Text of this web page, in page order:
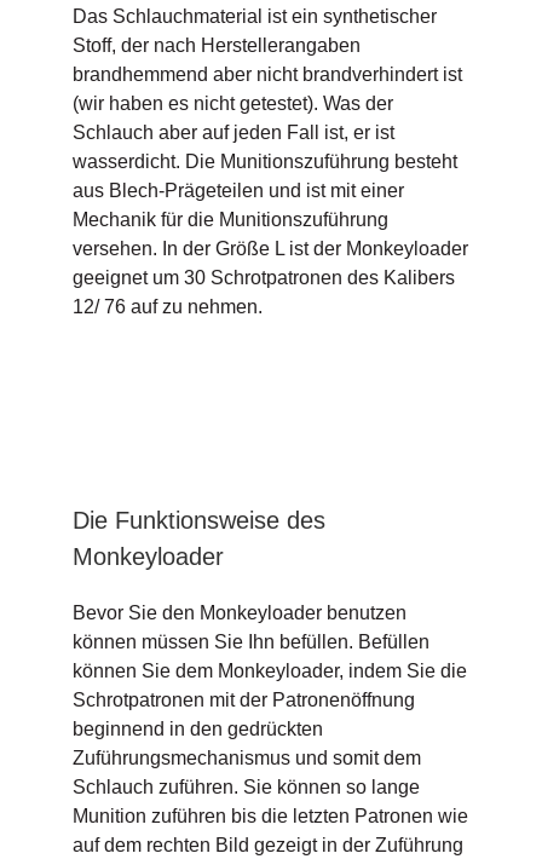
Das Schlauchmaterial ist ein synthetischer
Stoff, der nach Herstellerangaben
brandhemmend aber nicht brandverhindert ist
(wir haben es nicht getestet). Was der
Schlauch aber auf jeden Fall ist, er ist
wasserdicht. Die Munitionszuführung besteht
aus Blech-Prägeteilen und ist mit einer
Mechanik für die Munitionszuführung
versehen. In der Größe L ist der Monkeyloader
geeignet um 30 Schrotpatronen des Kalibers
12/ 76 auf zu nehmen.
Die Funktionsweise des
Monkeyloader
Bevor Sie den Monkeyloader benutzen
können müssen Sie Ihn befüllen. Befüllen
können Sie dem Monkeyloader, indem Sie die
Schrotpatronen mit der Patronenöffnung
beginnend in den gedrückten
Zuführungsmechanismus und somit dem
Schlauch zuführen. Sie können so lange
Munition zuführen bis die letzten Patronen wie
auf dem rechten Bild gezeigt in der Zuführung